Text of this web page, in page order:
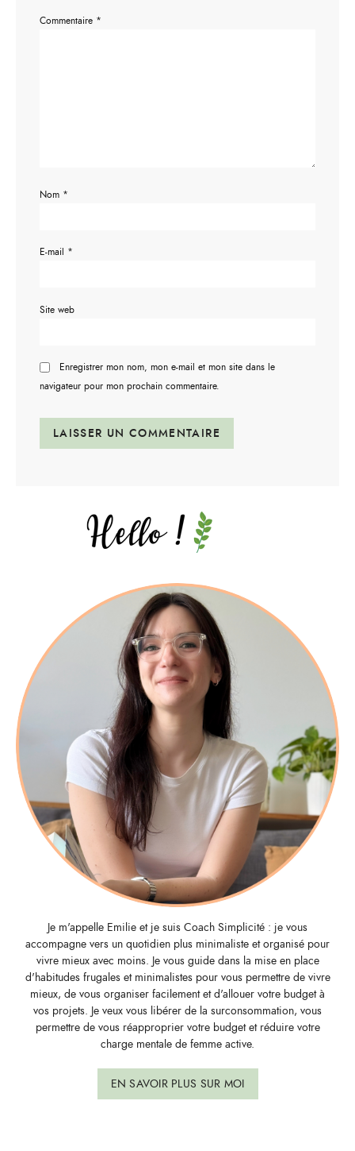
Commentaire *
Nom *
E-mail *
Site web
Enregistrer mon nom, mon e-mail et mon site dans le
navigateur pour mon prochain commentaire.
Je m'appelle Emilie et je suis Coach Simplicité : je vous
accompagne vers un quotidien plus minimaliste et organisé pour
vivre mieux avec moins. Je vous guide dans la mise en place
d'habitudes frugales et minimalistes pour vous permettre de vivre
mieux, de vous organiser facilement et d'allouer votre budget à
vos projets. Je veux vous libérer de la surconsommation, vous
permettre de vous réapproprier votre budget et réduire votre
charge mentale de femme active.
EN SAVOIR PLUS SUR MOI